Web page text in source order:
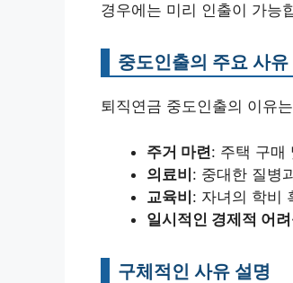
경우에는 미리 인출이 가능
중도인출의 주요 사유
퇴직연금 중도인출의 이유
주거 마련: 주택 구매
의료비: 중대한 질병
교육비: 자녀의 학비
일시적인 경제적 어
구체적인 사유 설명